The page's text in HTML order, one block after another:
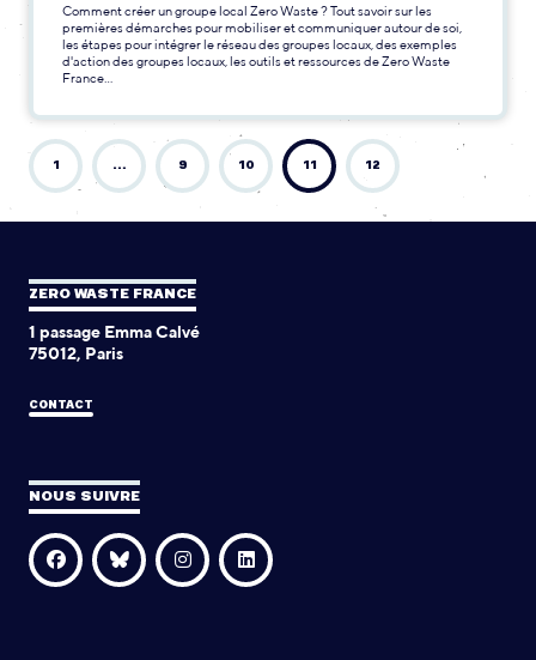
Comment créer un groupe local Zero Waste ? Tout savoir sur les
premières démarches pour mobiliser et communiquer autour de soi,
les étapes pour intégrer le réseau des groupes locaux, des exemples
d'action des groupes locaux, les outils et ressources de Zero Waste
France...
1 … 9 10 11 12
ZERO WASTE FRANCE
1 passage Emma Calvé
75012, Paris
CONTACT
NOUS SUIVRE